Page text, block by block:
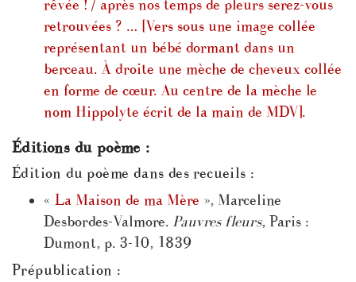
rêvée ! / après nos temps de pleurs serez-vous
retrouvées ? … [Vers sous une image collée
représentant un bébé dormant dans un
berceau. À droite une mèche de cheveux collée
en forme de cœur. Au centre de la mèche le
nom Hippolyte écrit de la main de MDV].
Éditions du poème :
Édition du poème dans des recueils :
« La Maison de ma Mère », Marceline
Desbordes-Valmore. Pauvres fleurs, Paris :
Dumont, p. 3-10, 1839
Prépublication :